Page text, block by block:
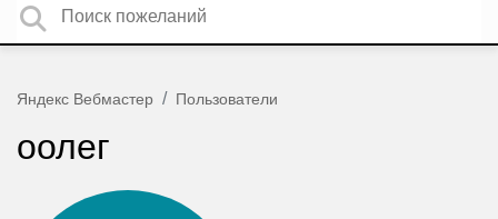
Яндекс Вебмастер Пользователи
оолег